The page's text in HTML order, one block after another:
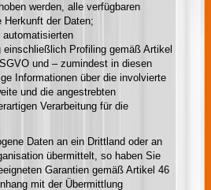
werden, alle verfügbaren
Herkunft der Daten;
automatisierten
einschließlich Profiling gemäß Artikel
und – zumindest in diesen
Informationen über die involvierte
und die angestrebten
Verarbeitung für die
Daten an ein Drittland oder an
übermittelt, so haben Sie
Garantien gemäß Artikel 46
mit der Übermittlung